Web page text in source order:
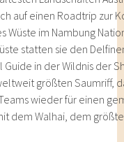
auf einen Roadtrip zur
Wüste im Nambung
statten sie den
in der Wildnis der
größten Saumriff,
wieder für einen
dem Walhai, dem